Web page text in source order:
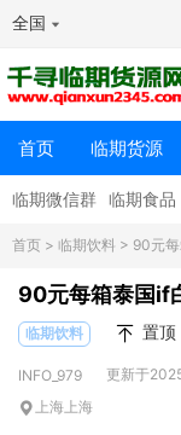
全国
首页 临期货源
临期微信群 临期食品
首页 > 临期饮料 > 90元
90元每箱泰国if
临期饮料 置顶
INFO_979 更新于
上海上海